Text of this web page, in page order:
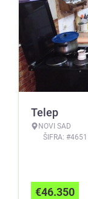
Telep
NOVI SAD
ŠIFRA:
€46.350